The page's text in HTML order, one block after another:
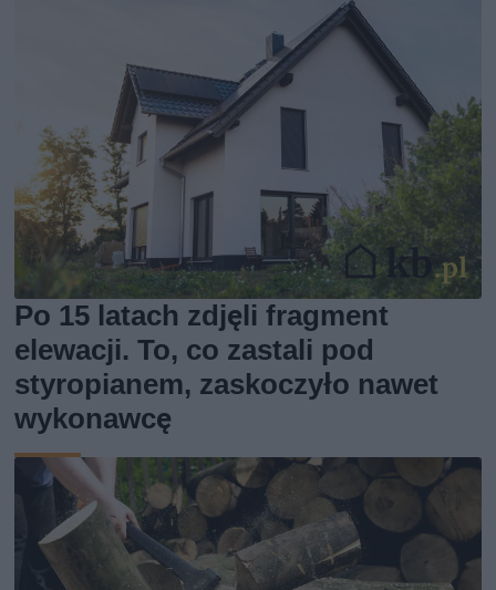
Po 15 latach zdjęli fragment
elewacji. To, co zastali pod
styropianem, zaskoczyło nawet
wykonawcę